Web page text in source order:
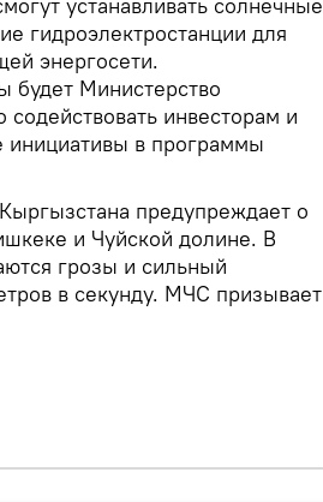
гидроэлектростанции для
энергосети.
будет Министерство
инвесторам и
инициативы в программы
предупреждает о
и Чуйской долине. В
грозы и сильный
в секунду. МЧС призывает